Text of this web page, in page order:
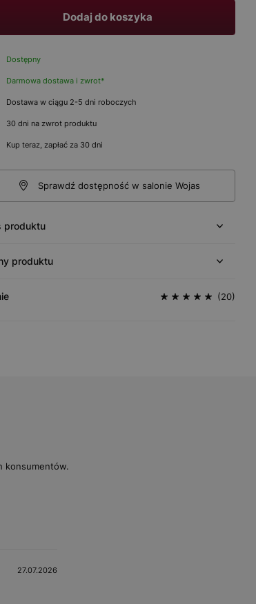
Dodaj do koszyka
Dostępny
Darmowa dostawa i zwrot*
Dostawa w ciągu 2-5 dni roboczych
30 dni na zwrot produktu
Kup teraz, zapłać za 30 dni
Sprawdź dostępność w salonie Wojas
produktu
produktu
(20)
konsumentów.
27.07.2026